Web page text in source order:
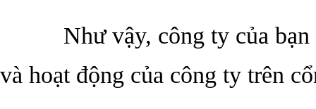
Như vậy, công ty của
và hoạt động của công ty trên